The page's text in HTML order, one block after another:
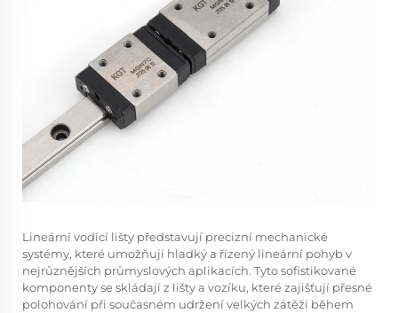
Lineární vodící lišty představují precizní mechanické
systémy, které umožňují hladký a řízený lineární pohyb v
nejrůznějších průmyslových aplikacích. Tyto sofistikované
komponenty se skládají z lišty a vozíku, které zajišťují přesné
polohování při současném udržení velkých zátěží během